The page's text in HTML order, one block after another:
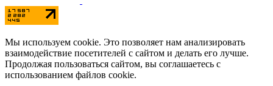
Мы используем cookie. Это позволяет нам анализировать
взаимодействие посетителей с сайтом и делать его лучше.
Продолжая пользоваться сайтом, вы соглашаетесь с
использованием файлов cookie.